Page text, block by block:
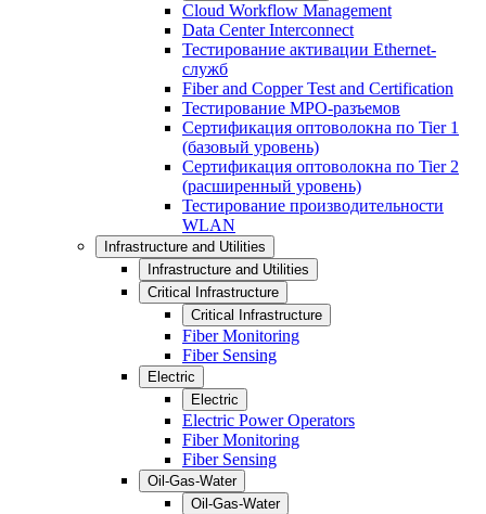
Cloud Workflow Management
Data Center Interconnect
Тестирование активации Ethernet-
служб
Fiber and Copper Test and Certification
Тестирование МРО-разъемов
Сертификация оптоволокна по Tier 1
(базовый уровень)
Сертификация оптоволокна по Tier 2
(расширенный уровень)
Тестирование производительности
WLAN
Infrastructure and Utilities
Infrastructure and Utilities
Critical Infrastructure
Critical Infrastructure
Fiber Monitoring
Fiber Sensing
Electric
Electric
Electric Power Operators
Fiber Monitoring
Fiber Sensing
Oil-Gas-Water
Oil-Gas-Water